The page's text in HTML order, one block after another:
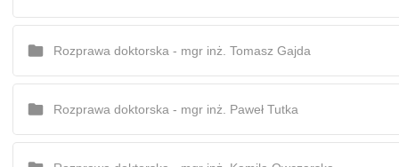
Rozprawa doktorska - mgr inż. Tomasz Gajda
Rozprawa doktorska - mgr inż. Paweł Tutka